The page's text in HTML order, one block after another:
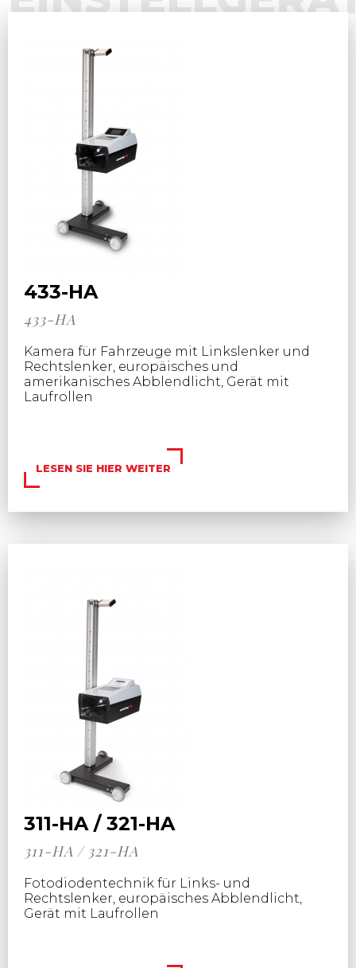
433-HA
433-HA
Kamera für Fahrzeuge mit Linkslenker und
Rechtslenker, europäisches und
amerikanisches Abblendlicht, Gerät mit
Laufrollen
LESEN SIE HIER WEITER
311-HA / 321-HA
311-HA / 321-HA
Fotodiodentechnik für Links- und
Rechtslenker, europäisches Abblendlicht,
Gerät mit Laufrollen